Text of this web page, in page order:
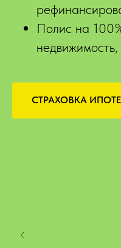
Полис на
СТРАХОВКА